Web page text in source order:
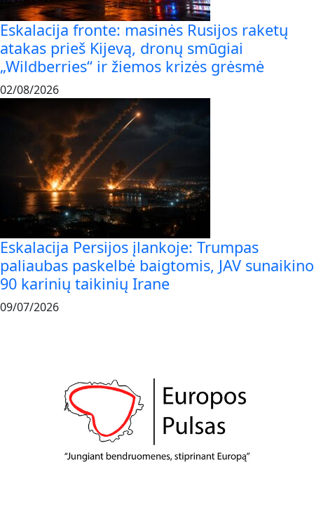
Eskalacija fronte: masinės Rusijos raketų
atakas prieš Kijevą, dronų smūgiai
„Wildberries“ ir žiemos krizės grėsmė
02/08/2026
Eskalacija Persijos įlankoje: Trumpas
paliaubas paskelbė baigtomis, JAV sunaikino
90 karinių taikinių Irane
09/07/2026